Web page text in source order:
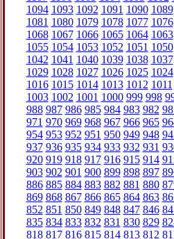
1094 1093 1092 1091 1090 1089
1081 1080 1079 1078 1077 1076
1068 1067 1066 1065 1064 1063
1055 1054 1053 1052 1051 1050
1042 1041 1040 1039 1038 1037
1029 1028 1027 1026 1025 1024
1016 1015 1014 1013 1012 1011
1003 1002 1001 1000 999 998
988 987 986 985 984 983 982
971 970 969 968 967 966 965
954 953 952 951 950 949 948
937 936 935 934 933 932 931
920 919 918 917 916 915 914
903 902 901 900 899 898 897
886 885 884 883 882 881 880
869 868 867 866 865 864 863
852 851 850 849 848 847 846
835 834 833 832 831 830 829
818 817 816 815 814 813 812